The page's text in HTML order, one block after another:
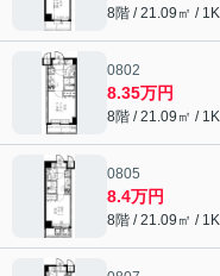
8階 / 21.09㎡ / 1K
0802
8.35万円
8階 / 21.09㎡ / 1K
0805
8.4万円
8階 / 21.09㎡ / 1K